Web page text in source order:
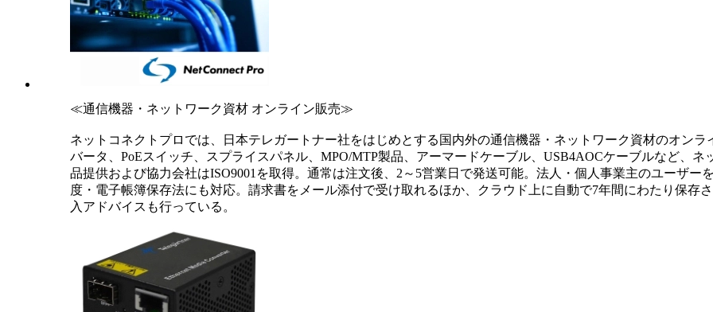
≪通信機器・ネットワーク資材 オンライン販売≫
ネットコネクトプロでは、日本テレガートナー社をはじめとする国内外の通信機器・ネットワーク資材のオン
バータ、PoEスイッチ、スプライスパネル、MPO/MTP製品、アーマードケーブル、USB4AOCケーブルなど、
品提供および協力会社はISO9001を取得。通常は注文後、2～5営業日で発送可能。法人・個人事業主のユーザー
度・電子帳簿保存法にも対応。請求書をメール添付で受け取れるほか、クラウド上に自動で7年間にわたり保存
入アドバイスも行っている。